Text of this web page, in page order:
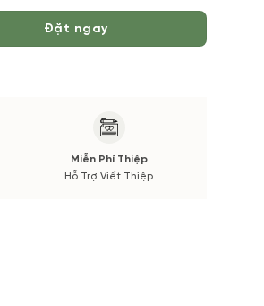
màu tốt nhất cho bạn, Hoa phụ
cách cắm, tone màu sắc.
khách hàng xác nhận trước khi
Đặt ngay
Miễn Phí Thiệp
Hỗ Trợ Viết Thiệp